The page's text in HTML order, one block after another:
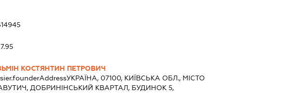
КОСТЯНТИН ПЕТРОВИЧ
УКРАЇНА, 07100, КИЇВСЬКА ОБЛ., МІСТО
ДОБРИНІНСЬКИЙ КВАРТАЛ, БУДИНОК 5,